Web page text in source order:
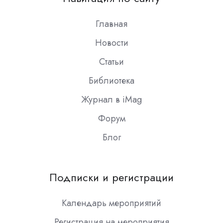
Slack
Главная
Новости
Статьи
Библиотека
Журнал в iMag
Форум
Блог
Подписки и регистрации
Календарь мероприятий